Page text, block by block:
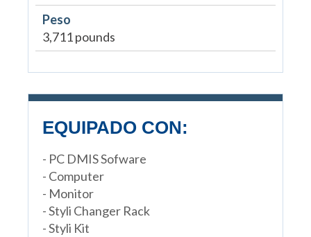
Peso
3,711 pounds
EQUIPADO CON:
- PC DMIS Sofware
- Computer
- Monitor
- Styli Changer Rack
- Styli Kit